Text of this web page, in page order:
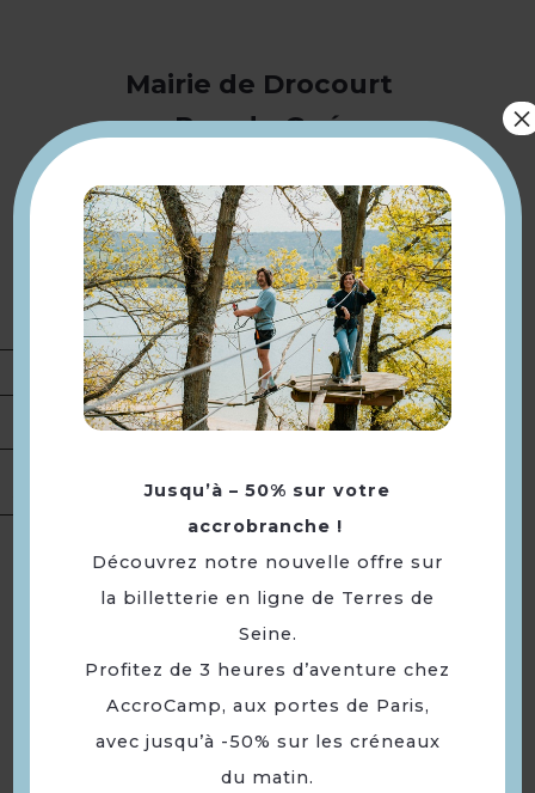
Mairie de Drocourt
Rue du Gué
01 34 76 71 57
www.drocourt78.fr
Description A découvrir : église Saint-Denis.
Présentation
Tarifs Accès libre.
Retourner
à la sélection
Jusqu’à – 50% sur votre
accrobranche !
Découvrez notre nouvelle offre sur
la billetterie en ligne de Terres de
Seine.
Profitez de 3 heures d’aventure chez
AccroCamp, aux portes de Paris,
avec jusqu’à -50% sur les créneaux
du matin.
×